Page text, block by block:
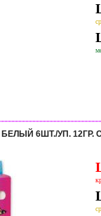
6ШТ./УП. 12ГР.